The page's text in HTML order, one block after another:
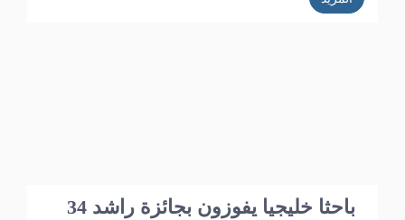
34 باحثا خليجيا يفوزون بجائزة راشد